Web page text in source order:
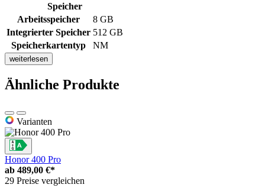
Speicher
Arbeitsspeicher
8 GB
Integrierter Speicher 512 GB
Speicherkartentyp
NM
weiterlesen
Ähnliche Produkte
Varianten
Honor 400 Pro
ab 489,00 €*
29 Preise vergleichen